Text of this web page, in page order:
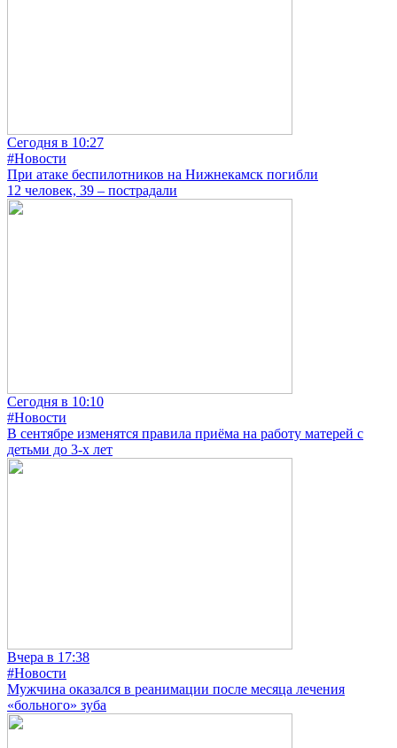
Сегодня в 10:27
#Новости
При атаке беспилотников на Нижнекамск погибли
12 человек, 39 – пострадали
Сегодня в 10:10
#Новости
В сентябре изменятся правила приёма на работу матерей с
детьми до 3-х лет
Вчера в 17:38
#Новости
Мужчина оказался в реанимации после месяца лечения
«больного» зуба